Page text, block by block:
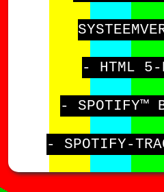
- HTML 5-
- SPOTIFY™
- SPOTIFY-